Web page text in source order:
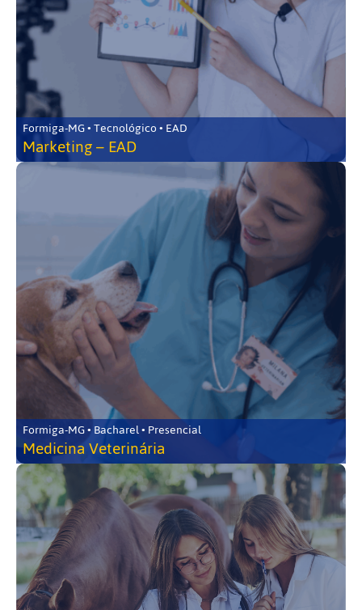
Formiga-MG • Tecnológico • EAD
Marketing – EAD
Formiga-MG • Bacharel • Presencial
Medicina Veterinária